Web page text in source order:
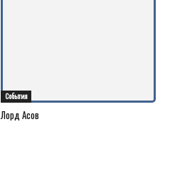
События
Лорд Асов